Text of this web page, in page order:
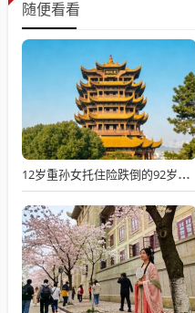
随便看看
12岁重孙女托住险跌倒的92岁太爷爷